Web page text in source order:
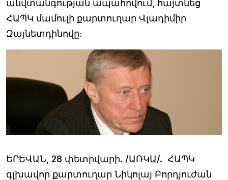
անվտանգության ապահովում, հայտնեց
ՀԱՊԿ մամուլի քարտուղար Վլադիմիր
Զայնետդինովը։
ԵՐԵՎԱՆ, 28 փետրվարի. /ԱՌԿԱ/. ՀԱՊԿ
գլխավոր քարտուղար Նիկոլայ Բորդյուժան